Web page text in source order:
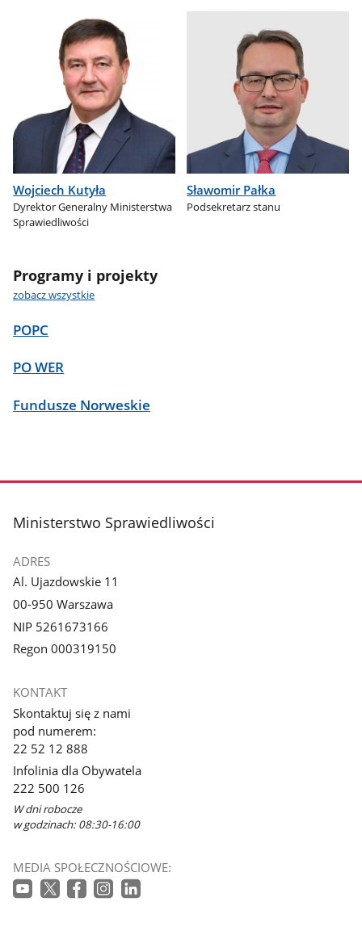
Wojciech Kutyła
Dyrektor Generalny Ministerstwa
Sprawiedliwości
Sławomir Pałka
Podsekretarz stanu
Programy i projekty
zobacz wszystkie
POPC
PO WER
Fundusze Norweskie
stopka
Ministerstwo Sprawiedliwości
ADRES
Al. Ujazdowskie 11
00-950 Warszawa
NIP 5261673166
Regon 000319150
KONTAKT
Skontaktuj się z nami
pod numerem:
22 52 12 888
Infolinia dla Obywatela
222 500 126
W dni robocze
w godzinach: 08:30-16:00
MEDIA SPOŁECZNOŚCIOWE: